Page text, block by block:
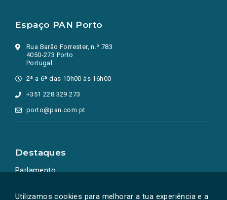
Utilizamos cookies para melhorar a tua experiência e a
Espaço PAN Porto
Rua Barão Forrester, n.º 783
4050-273 Porto
Portugal
2ª a 6ª das 10h00 às 16h00
+351 228 329 273
porto@pan.com.pt
Destaques
Parlamento